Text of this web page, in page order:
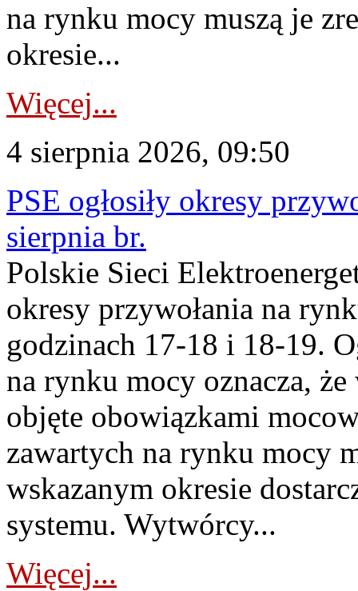
na rynku mocy muszą je
okresie...
Więcej...
4 sierpnia 2026, 09:50
PSE ogłosiły okresy
sierpnia br.
Polskie Sieci
okresy przywołania na
godzinach 17-18 i 18-19.
na rynku mocy oznacza,
objęte obowiązkami
zawartych na rynku mocy
wskazanym okresie
systemu. Wytwórcy...
Więcej...